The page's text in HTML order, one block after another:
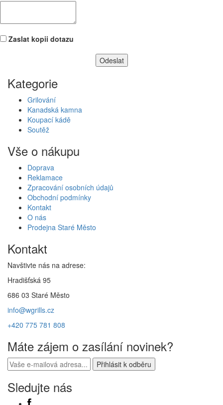
Zaslat kopii dotazu
Kategorie
Grilování
Kanadská kamna
Koupací kádě
Soutěž
Vše o nákupu
Doprava
Reklamace
Zpracování osobních údajů
Obchodní podmínky
Kontakt
O nás
Prodejna Staré Město
Kontakt
Navštivte nás na adrese:
Hradišťská 95
686 03 Staré Město
info@wgrills.cz
+420 775 781 808
Máte zájem o zasílání novinek?
Sledujte nás